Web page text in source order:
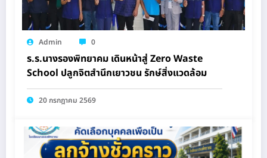
Admin 0
ร.ร.นางรองพิทยาคม เดินหน้าสู่ Zero Waste
School ปลูกจิตสำนึกเยาวชน รักษ์สิ่งแวดล้อม
20 กรกฎาคม 2569